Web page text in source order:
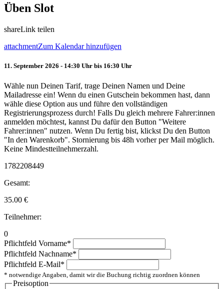
Üben Slot
shareLink teilen
attachmentZum Kalendar hinzufügen
11. September 2026 - 14:30 Uhr bis 16:30 Uhr
Wähle nun Deinen Tarif, trage Deinen Namen und Deine
Mailadresse ein! Wenn du einen Gutschein bekommen hast, dann
wähle diese Option aus und führe den vollständigen
Registrierungsprozess durch! Falls Du gleich mehrere Fahrer:innen
anmelden möchtest, kannst Du dafür den Button "Weitere
Fahrer:innen" nutzen. Wenn Du fertig bist, klickst Du den Button
"In den Warenkorb". Stornierung bis 48h vorher per Mail möglich.
Keine Mindestteilnehmerzahl.
1782208449
Gesamt:
35.00 €
Teilnehmer:
0
Pflichtfeld Vorname*
Pflichtfeld Nachname*
Pflichtfeld E-Mail*
* notwendige Angaben, damit wir die Buchung richtig zuordnen können
Preisoption